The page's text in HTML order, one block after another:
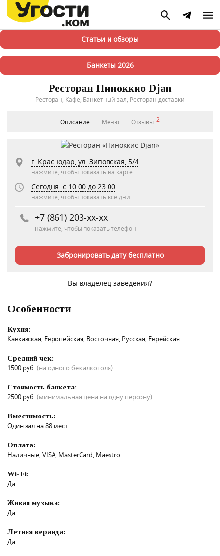
Статьи и обзоры
Банкеты 2026
Ресторан Пиноккио Djan
Ресторан, Кафе, Банкетный зал, Ресторан доставки
Описание Меню Отзывы 2
г. Краснодар, ул. Зиповская, 5/4
нажмите, чтобы показать на карте
Сегодня: c 10:00 до 23:00
нажмите, чтобы показать все дни
+7 (861) 203-xx-xx
нажмите, чтобы показать телефон
Забронировать дату бесплатно
Вы владелец заведения?
Особенности
Кухня:
Кавказская, Европейская, Восточная, Русская, Еврейская
Средний чек:
1500 руб.(на одного без алкоголя)
Стоимость банкета:
2500 руб.(минимальная цена на одну персону)
Вместимость:
Один зал на 88 мест
Оплата:
Наличные, VISA, MasterCard, Maestro
Wi-Fi:
Да
Живая музыка:
Да
Летняя веранда:
Да